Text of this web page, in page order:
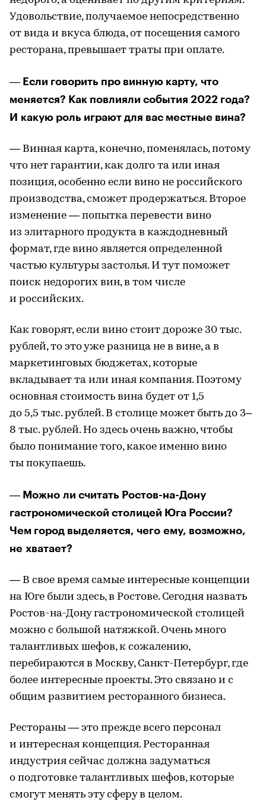
Удовольствие, получаемое непосредственно
от вида и вкуса блюда, от посещения самого
ресторана, превышает траты при оплате.
― Если говорить про винную карту, что
меняется? Как повлияли события 2022 года?
И какую роль играют для вас местные вина?
― Винная карта, конечно, поменялась, потому
что нет гарантии, как долго та или иная
позиция, особенно если вино не российского
производства, сможет продержаться. Второе
изменение ― попытка перевести вино
из элитарного продукта в каждодневный
формат, где вино является определенной
частью культуры застолья. И тут поможет
поиск недорогих вин, в том числе
и российских.
Как говорят, если вино стоит дороже 30 тыс.
рублей, то это уже разница не в вине, а в
маркетинговых бюджетах, которые
вкладывает та или иная компания. Поэтому
основная стоимость вина будет от 1,5
до 5,5 тыс. рублей. В столице может быть до 3–
8 тыс. рублей. Но здесь очень важно, чтобы
было понимание того, какое именно вино
ты покупаешь.
― Можно ли считать Ростов-на-Дону
гастрономической столицей Юга России?
Чем город выделяется, чего ему, возможно,
не хватает?
― В свое время самые интересные концепции
на Юге были здесь, в Ростове. Сегодня назвать
Ростов-на-Дону гастрономической столицей
можно с большой натяжкой. Очень много
талантливых шефов, к сожалению,
перебираются в Москву, Санкт-Петербург, где
более интересные проекты. Это связано и с
общим развитием ресторанного бизнеса.
Рестораны ― это прежде всего персонал
и интересная концепция. Ресторанная
индустрия сейчас должна задуматься
о подготовке талантливых шефов, которые
смогут менять эту сферу в целом.